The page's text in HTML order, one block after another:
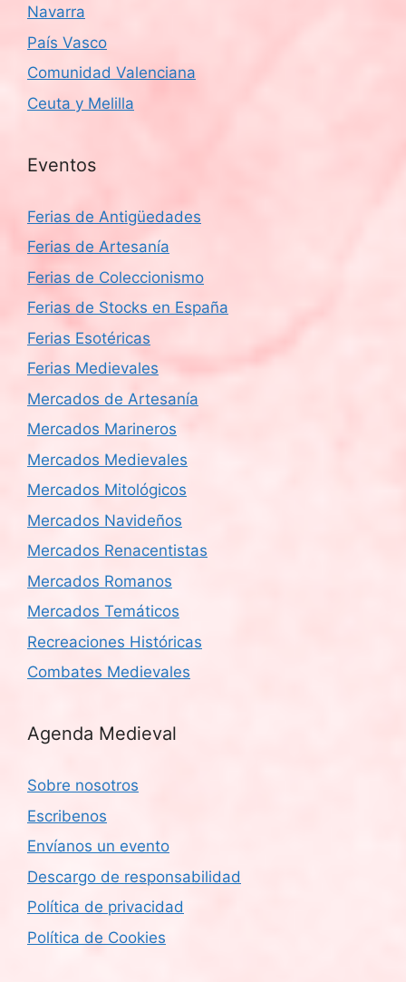
Navarra
País Vasco
Comunidad Valenciana
Ceuta y Melilla
Eventos
Ferias de Antigüedades
Ferias de Artesanía
Ferias de Coleccionismo
Ferias de Stocks en España
Ferias Esotéricas
Ferias Medievales
Mercados de Artesanía
Mercados Marineros
Mercados Medievales
Mercados Mitológicos
Mercados Navideños
Mercados Renacentistas
Mercados Romanos
Mercados Temáticos
Recreaciones Históricas
Combates Medievales
Agenda Medieval
Sobre nosotros
Escribenos
Envíanos un evento
Descargo de responsabilidad
Política de privacidad
Política de Cookies